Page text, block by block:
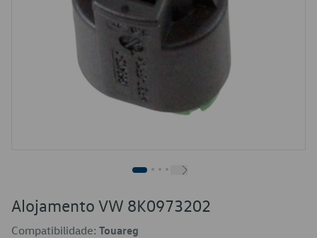
Alojamento VW 8K0973202
Compatibilidade: Touareg